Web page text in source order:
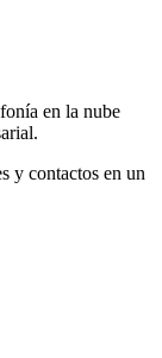
en la nube
y contactos en un